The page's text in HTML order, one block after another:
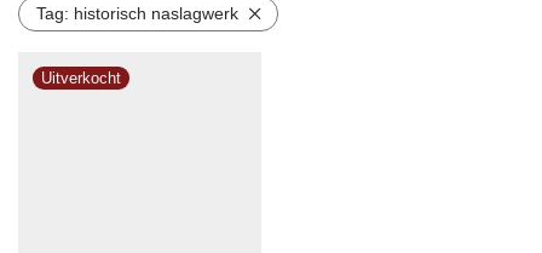
Tag: historisch naslagwerk